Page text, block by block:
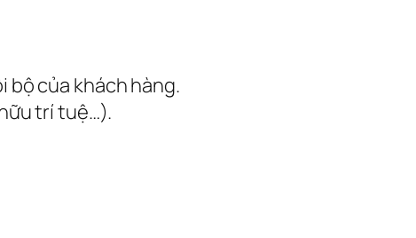
bộ của khách hàng.
trí tuệ…).